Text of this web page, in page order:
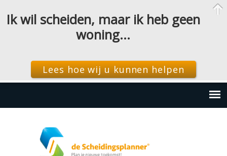
Ik wil scheiden, maar ik heb geen
woning…
Lees hoe wij u kunnen helpen